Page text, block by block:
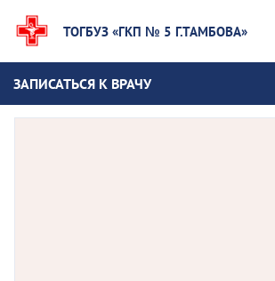
ТОГБУЗ «ГКП № 5 Г.ТАМБОВА»
ЗАПИСАТЬСЯ К ВРАЧУ